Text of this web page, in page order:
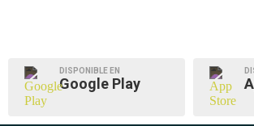
DISPONIBLE EN
Google Play